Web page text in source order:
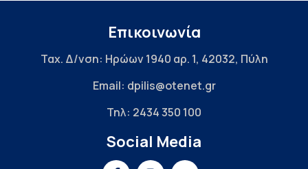
Επικοινωνία
Ταχ. Δ/νση: Ηρώων 1940 αρ. 1, 42032, Πύλη
Email: dpilis@otenet.gr
Τηλ: 2434 350 100
Social Media